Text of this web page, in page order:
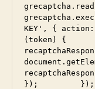
KEY', {
(token) {
});         });